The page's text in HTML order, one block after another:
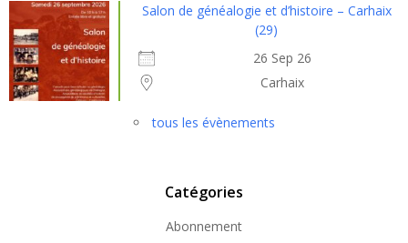
Salon de généalogie et d’histoire – Carhaix
(29)
26 Sep 26
Carhaix
tous les évènements
Catégories
Abonnement